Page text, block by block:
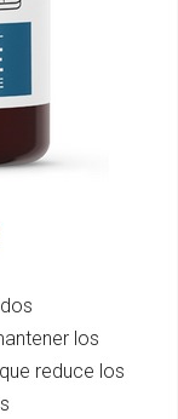
los
reduce los